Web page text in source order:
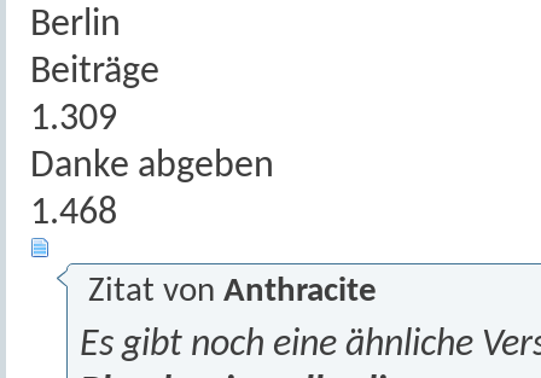
Berlin
Beiträge
1.309
Danke abgeben
1.468
Zitat von Anthracite
Es gibt noch eine ähnliche